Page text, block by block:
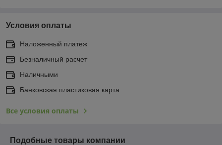
Условия оплаты
Наложенный платеж
Безналичный расчет
Наличными
Банковская пластиковая карта
Все условия оплаты
Подобные товары компании